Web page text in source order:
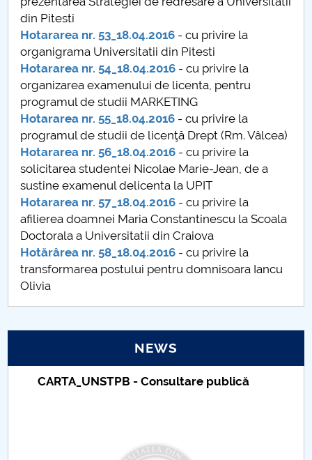
Faculties
Studenți
Ghiduri pentru STUDENȚI
Public relations
International Relations
PNRR
Proiect(PRIM STUD)
Proiect SU-ETIC
Personal data protection
UPIT for the community
IOSUD/CSUD – PhD studies
Comisie de etica unversitară
Accesibilitate pentru studenții cu dizabilități
din Pitesti
Hotararea nr. 53_18.04.2016 - cu privire la
organigrama Universitatii din Pitesti
Hotararea nr. 54_18.04.2016 - cu privire la
organizarea examenului de licenta, pentru
programul de studii MARKETING
Hotararea nr. 55_18.04.2016 - cu privire la
programul de studii de licenţă Drept (Rm. Vâlcea)
Hotararea nr. 56_18.04.2016 - cu privire la
solicitarea studentei Nicolae Marie-Jean, de a
sustine examenul delicenta la UPIT
Hotararea nr. 57_18.04.2016 - cu privire la
afilierea doamnei Maria Constantinescu la Scoala
Doctorala a Universitatii din Craiova
Hotărârea nr. 58_18.04.2016 - cu privire la
transformarea postului pentru domnisoara Iancu
Olivia
NEWS
Taxe de școlarizare indexate – Centrul